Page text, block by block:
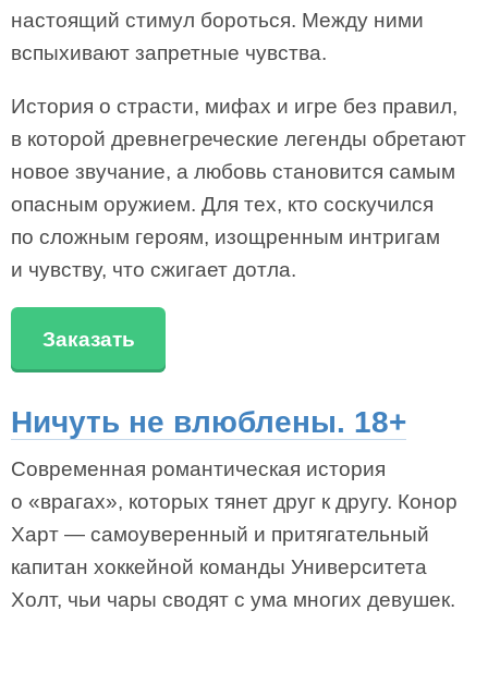
настоящий стимул бороться. Между ними
вспыхивают запретные чувства.
История о страсти, мифах и игре без правил,
в которой древнегреческие легенды обретают
новое звучание, а любовь становится самым
опасным оружием. Для тех, кто соскучился
по сложным героям, изощренным интригам
и чувству, что сжигает дотла.
Заказать
Ничуть не влюблены. 18+
Современная романтическая история
о «врагах», которых тянет друг к другу. Конор
Харт — самоуверенный и притягательный
капитан хоккейной команды Университета
Холт, чьи чары сводят с ума многих девушек.